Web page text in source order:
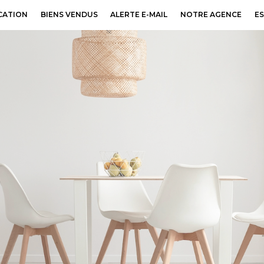
BIENS VENDUS ALERTE E-MAIL NOTRE AGENCE
Estimer
Voir les18annonces